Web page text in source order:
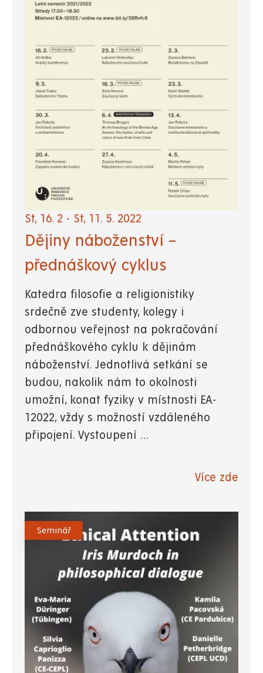
St, 16. 2 - St, 11. 5. 2022
Dějiny náboženství –
přednáškový cyklus
Katedra filosofie a religionistiky
srdečně zve studenty, kolegy i
odbornou veřejnost na pokračování
přednáškového cyklu k dějinám
náboženství. Jednotlivá setkání se
budou, nakolik nám to okolnosti
umožní, konat fyziky v místnosti EA-
12022, vždy s možností vzdáleného
připojení. Vystoupení …
Více zde
Seminář